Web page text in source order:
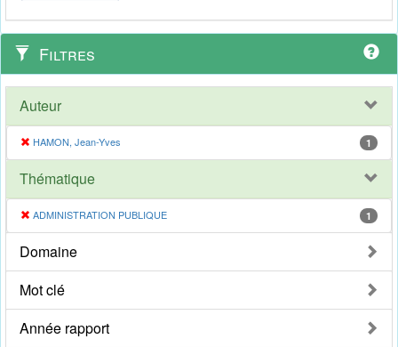
Filtres
Auteur
HAMON, Jean-Yves 1
Thématique
ADMINISTRATION PUBLIQUE 1
Domaine
Mot clé
Année rapport